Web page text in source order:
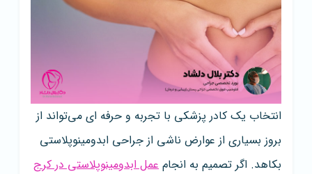
انتخاب یک کادر پزشکی با تجربه و حرفه ای می‌تواند از
بروز بسیاری از عوارض ناشی از جراحی ابدومینوپلاستی
بکاهد. اگر تصمیم به انجام عمل ابدومینوپلاستی در کرج